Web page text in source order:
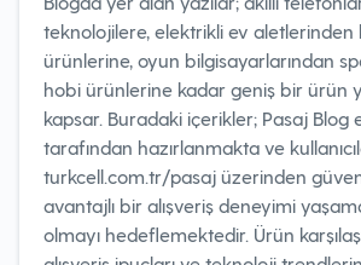
teknolojilere, elektrikli ev aletlerinden
ürünlerine, oyun bilgisayarlarından
hobi ürünlerine kadar geniş bir ürün
kapsar. Buradaki içerikler; Pasaj Blog
tarafından hazırlanmakta ve
turkcell.com.tr/pasaj üzerinden
avantajlı bir alışveriş deneyimi
olmayı hedeflemektedir. Ürün